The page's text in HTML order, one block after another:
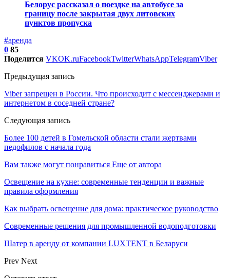
Белорус рассказал о поездке на автобусе за
границу после закрытая двух литовских
пунктов пропуска
#аренда
0 85
Поделится VKOK.ruFacebookTwitterWhatsAppTelegramViber
Предыдущая запись
Viber запрещен в России. Что происходит с мессенджерами и
интернетом в соседней стране?
Следующая запись
Более 100 детей в Гомельской области стали жертвами
педофилов с начала года
Вам также могут понравиться Еще от автора
Освещение на кухне: современные тенденции и важные
правила оформления
Как выбрать освещение для дома: практическое руководство
Современные решения для промышленной водоподготовки
Шатер в аренду от компании LUXTENT в Беларуси
Prev Next